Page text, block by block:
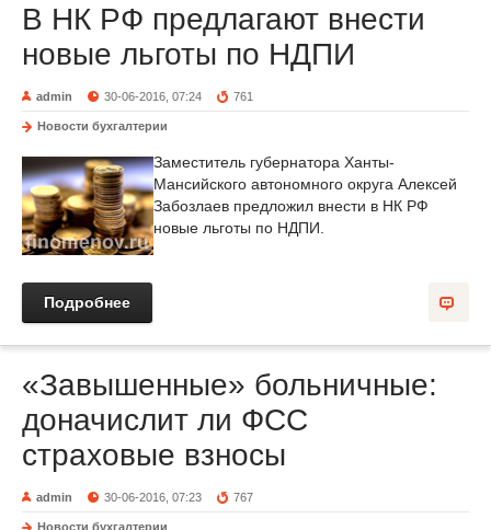
В НК РФ предлагают внести
новые льготы по НДПИ
admin 30-06-2016, 07:24 761
Новости бухгалтерии
Заместитель губернатора Ханты-
Мансийского автономного округа Алексей
Забозлаев предложил внести в НК РФ
новые льготы по НДПИ.
Подробнее
«Завышенные» больничные:
доначислит ли ФСС
страховые взносы
admin 30-06-2016, 07:23 767
Новости бухгалтерии